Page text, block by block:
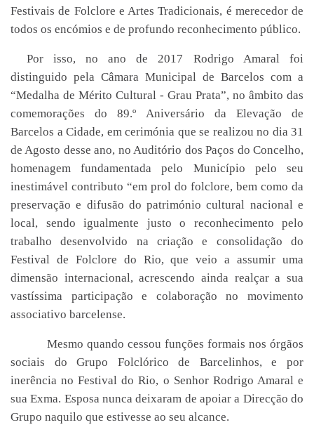
Festivais de Folclore e Artes Tradicionais, é merecedor de
todos os encómios e de profundo reconhecimento público.
Por isso, no ano de 2017 Rodrigo Amaral foi
distinguido pela Câmara Municipal de Barcelos com a
“Medalha de Mérito Cultural - Grau Prata”, no âmbito das
comemorações do 89.º Aniversário da Elevação de
Barcelos a Cidade, em cerimónia que se realizou no dia 31
de Agosto desse ano, no Auditório dos Paços do Concelho,
homenagem fundamentada pelo Município pelo seu
inestimável contributo “em prol do folclore, bem como da
preservação e difusão do património cultural nacional e
local, sendo igualmente justo o reconhecimento pelo
trabalho desenvolvido na criação e consolidação do
Festival de Folclore do Rio, que veio a assumir uma
dimensão internacional, acrescendo ainda realçar a sua
vastíssima participação e colaboração no movimento
associativo barcelense.
Mesmo quando cessou funções formais nos órgãos
sociais do Grupo Folclórico de Barcelinhos, e por
inerência no Festival do Rio, o Senhor Rodrigo Amaral e
sua Exma. Esposa nunca deixaram de apoiar a Direcção do
Grupo naquilo que estivesse ao seu alcance.